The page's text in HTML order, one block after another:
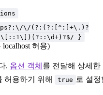
\/(?:(?:[^:]+\.)?
}
localhost 허용)
. 옵션 객체 를 전달해 상세한
허용하기 위해
true 로 설정